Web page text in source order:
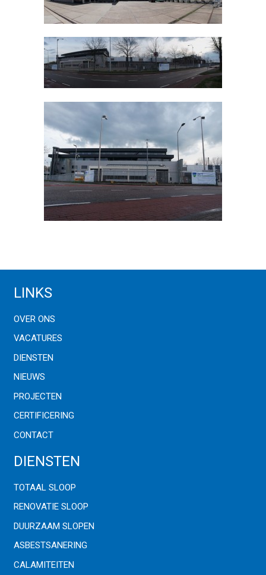
LINKS
OVER ONS
VACATURES
DIENSTEN
NIEUWS
PROJECTEN
CERTIFICERING
CONTACT
DIENSTEN
TOTAAL SLOOP
RENOVATIE SLOOP
DUURZAAM SLOPEN
ASBESTSANERING
CALAMITEITEN